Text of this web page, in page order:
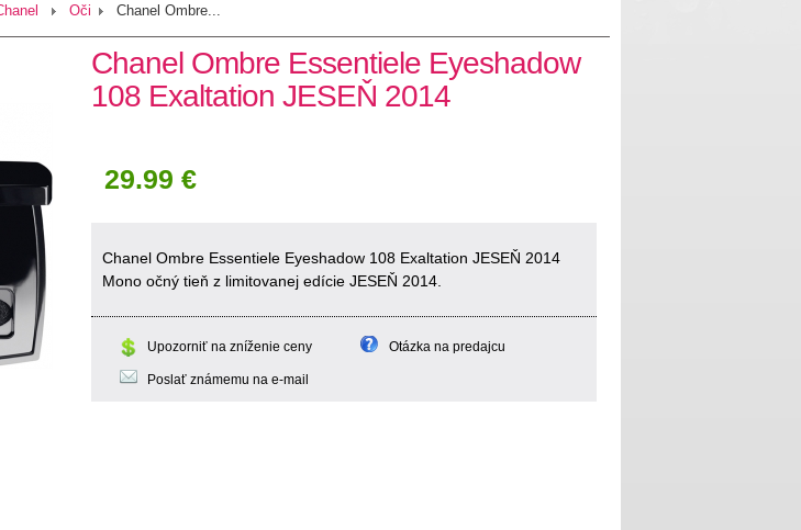
Oči Chanel Ombre...
Chanel Ombre Essentiele Eyeshadow
108 Exaltation JESEŇ 2014
29.99 €
Chanel Ombre Essentiele Eyeshadow 108 Exaltation JESEŇ 2014
Mono očný tieň z limitovanej edície JESEŇ 2014.
Upozorniť na zníženie ceny Otázka na predajcu
Poslať známemu na e-mail